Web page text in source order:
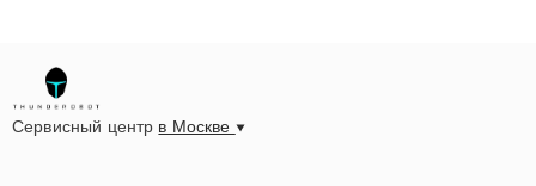
Сервисный центр в Москве